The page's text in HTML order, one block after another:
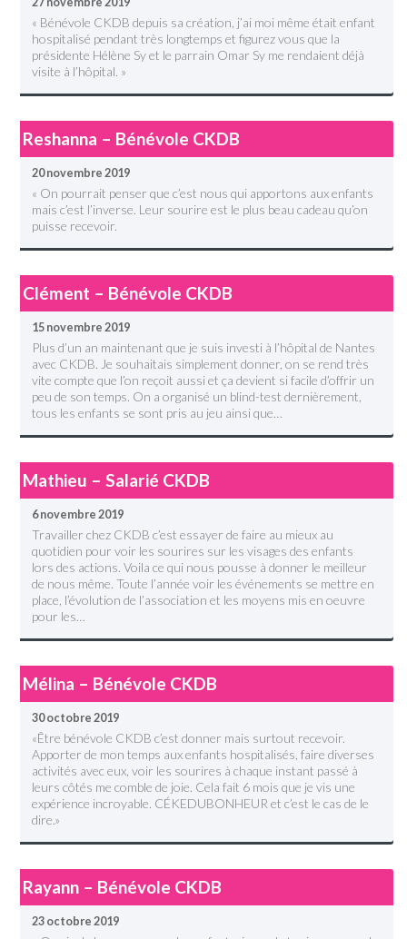
« Bénévole CKDB depuis sa création, j’ai moi même était enfant
hospitalisé pendant très longtemps et figurez vous que la
présidente Hélène Sy et le parrain Omar Sy me rendaient déjà
visite à l’hôpital. »
Reshanna – Bénévole CKDB
20 novembre 2019
« On pourrait penser que c’est nous qui apportons aux enfants
mais c’est l’inverse. Leur sourire est le plus beau cadeau qu’on
puisse recevoir.
Clément – Bénévole CKDB
15 novembre 2019
Plus d’un an maintenant que je suis investi à l’hôpital de Nantes
avec CKDB. Je souhaitais simplement donner, on se rend très
vite compte que l’on reçoit aussi et ça devient si facile d’offrir un
peu de son temps. On a organisé un blind-test dernièrement,
tous les enfants se sont pris au jeu ainsi que…
Mathieu – Salarié CKDB
6 novembre 2019
Travailler chez CKDB c’est essayer de faire au mieux au
quotidien pour voir les sourires sur les visages des enfants
lors des actions. Voila ce qui nous pousse à donner le meilleur
de nous même. Toute l’année voir les événements se mettre en
place, l’évolution de l’association et les moyens mis en oeuvre
pour les…
Mélina – Bénévole CKDB
30 octobre 2019
«Être bénévole CKDB c’est donner mais surtout recevoir.
Apporter de mon temps aux enfants hospitalisés, faire diverses
activités avec eux, voir les sourires à chaque instant passé à
leurs côtés me comble de joie. Cela fait 6 mois que je vis une
expérience incroyable. CÉKEDUBONHEUR et c’est le cas de le
dire.»
Rayann – Bénévole CKDB
23 octobre 2019